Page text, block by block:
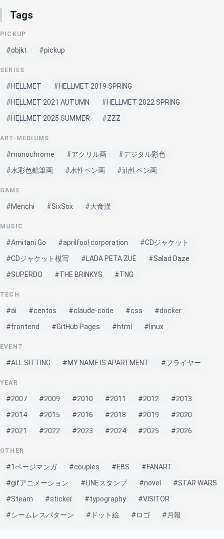
Tags
PICKUP
#objkt #pickup
SERIES
#HELLMET
#HELLMET 2019 SPRING
#HELLMET 2021 AUTUMN
#HELLMET 2022 SPRING
#HELLMET 2025 SUMMER
#ZZZ
ART-MEDIUMS
#monochrome #アクリル画
#デジタル彩色
#水彩色鉛筆画
#水性ペン画 #油性ペン画
GAME
#Menchi #SixSox #大食漢
MUSIC
#Amitani Go #aprilfool corporation
#CDジャケット
#CDジャケット模写
#LADA PETA ZUE
#Salad Daze
#SUPERDO
#THE BRINKYS #TNG
TECH
#ai #centos #claude-code #css
#docker
#frontend
#GitHub Pages #html #linux
EVENT
#ALL SITTING #MY NAME IS APARTMENT #フライヤー
YEAR
#2007 #2009 #2010 #2011 #2012
#2013
#2014
#2015 #2016 #2018 #2019
#2020
#2021
#2022 #2023 #2024 #2025 #2026
OTHER
#1ページマンガ #couples #EBS
#FANART
#gifアニメーション
#LINEスタンプ #novel
#STAR WARS
#Steam
#sticker #typography
#VISITOR
#シームレスパターン
#ドット絵 #ロゴ #月報